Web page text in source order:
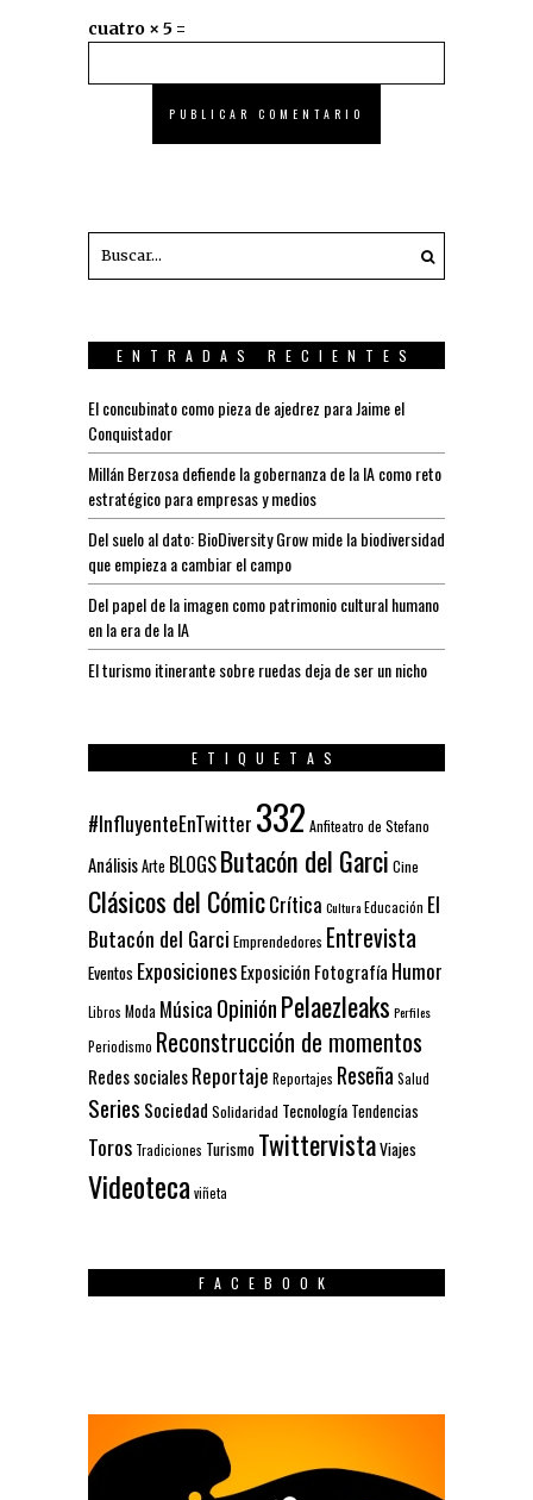
cuatro × 5 =
ENTRADAS RECIENTES
El concubinato como pieza de ajedrez para Jaime el
Conquistador
Millán Berzosa defiende la gobernanza de la IA como reto
estratégico para empresas y medios
Del suelo al dato: BioDiversity Grow mide la biodiversidad
que empieza a cambiar el campo
Del papel de la imagen como patrimonio cultural humano
en la era de la IA
El turismo itinerante sobre ruedas deja de ser un nicho
ETIQUETAS
#InfluyenteEnTwitter 332 Anfiteatro de Stefano
AnálisisArte BLOGSButacón del Garci Cine
Clásicos del CómicCrítica CulturaEducación El
Butacón del Garci Emprendedores Entrevista
Eventos ExposicionesExposición Fotografía Humor
Libros Moda Música OpiniónPelaezleaks Perfiles
Periodismo Reconstrucción de momentos
Redes socialesReportaje Reportajes Reseña Salud
Series Sociedad Solidaridad Tecnología Tendencias
Toros Tradiciones Turismo TwittervistaViajes
Videoteca viñeta
FACEBOOK